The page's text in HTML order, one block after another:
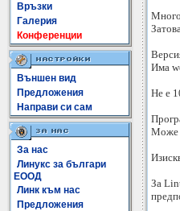
Връзки
Галерия
Конференции
Външен вид
Предложения
Направи си сам
За нас
Линукс за българи
ЕООД
Линк към нас
Предложения
Много
Има
Не е
Може
За